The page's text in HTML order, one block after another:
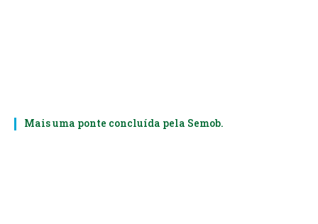
Mais uma ponte concluída pela Semob.